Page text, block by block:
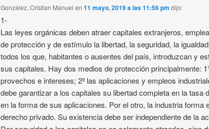
Gonzalez, Cristian Manuel en11 mayo, 2019 a las 11:56 pm dijo:
1-
Las leyes orgánicas deben atraer capitales extranjeros,
de protección y de estímulo la libertad, la seguridad, la
todos los que, habitantes o ausentes del país, introduzcan y
sus capitales. Hay dos medios de protección principalmente:
provechos e intereses; 2º las aplicaciones y empleos
debe garantizar a los capitales su libertad completa en la tasa
en la forma de sus aplicaciones. Por el otro, la industria forma
derecho privado. Su existencia debe ser independiente de la